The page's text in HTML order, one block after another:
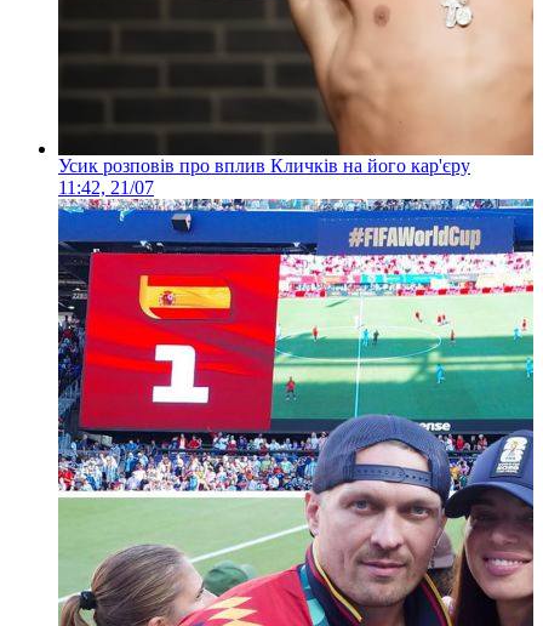
Усик розповів про вплив Кличків на його кар'єру
11:42, 21/07